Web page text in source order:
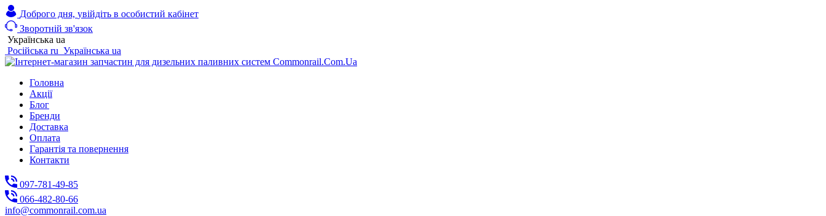
Доброго дня, увійдіть в особистий кабінет
Зворотній зв'язок
Українська ua
Російська ru Українська ua
Головна
Акції
Блог
Бренди
Доставка
Оплата
Гарантія та повернення
Контакти
097-781-49-85
066-482-80-66
info@commonrail.com.ua